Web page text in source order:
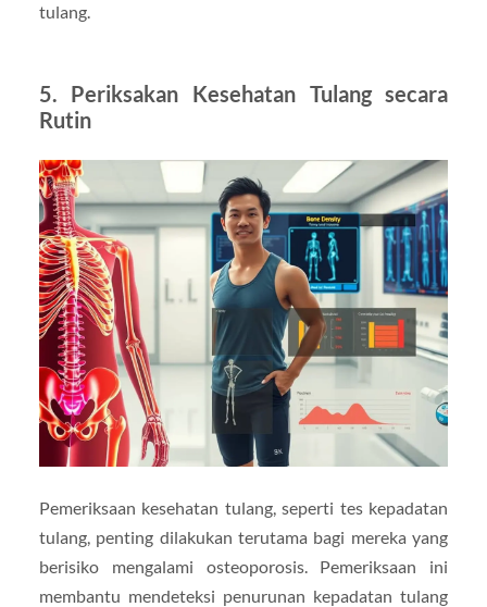
tulang.
5. Periksakan Kesehatan Tulang secara
Rutin
Pemeriksaan kesehatan tulang, seperti tes kepadatan
tulang, penting dilakukan terutama bagi mereka yang
berisiko mengalami osteoporosis. Pemeriksaan ini
membantu mendeteksi penurunan kepadatan tulang